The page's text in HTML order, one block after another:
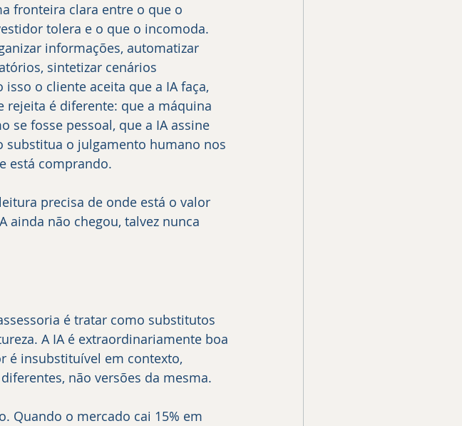
fronteira clara entre o que o
tolera e o que o incomoda.
informações, automatizar
sintetizar cenários
o cliente aceita que a IA faça,
rejeita é diferente: que a máquina
se fosse pessoal, que a IA assine
substitua o julgamento humano nos
está comprando.
precisa de onde está o valor
ainda não chegou, talvez nunca
é tratar como substitutos
A IA é extraordinariamente boa
é insubstituível em contexto,
não versões da mesma.
Quando o mercado cai 15% em